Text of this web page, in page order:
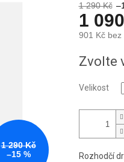
1 290 Kč
–15 %
1 290 Kč
1
901 Kč bez
cena:
Zvolte
Velikost
Rozhodčí